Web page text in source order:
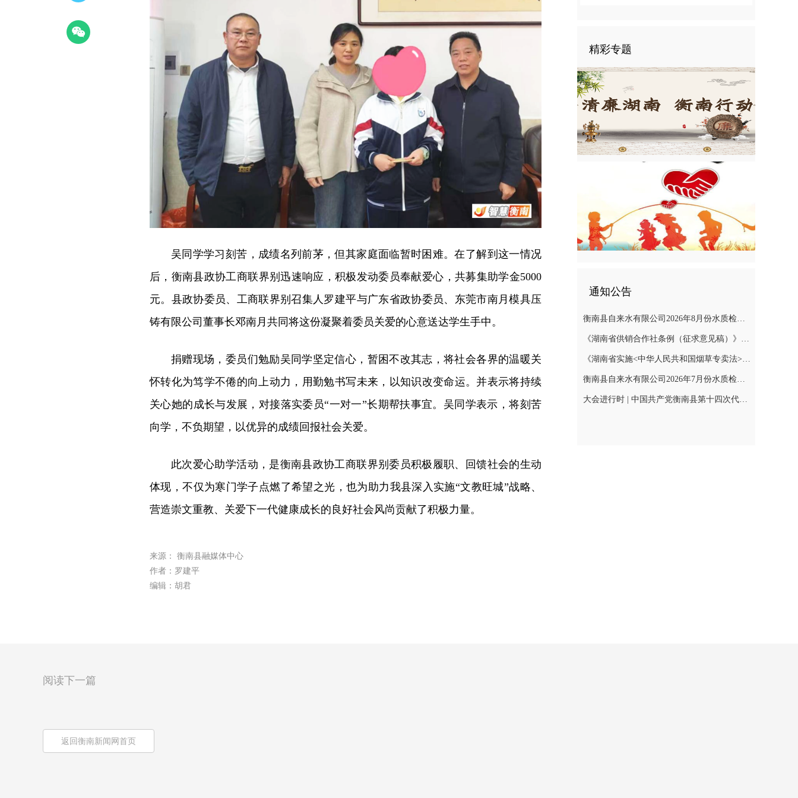
吴同学学习刻苦，成绩名列前茅，但其家庭面临暂时困难。在了解到这一情况
后，衡南县政协工商联界别迅速响应，积极发动委员奉献爱心，共募集助学金5000
元。县政协委员、工商联界别召集人罗建平与广东省政协委员、东莞市南月模具压
铸有限公司董事长邓南月共同将这份凝聚着委员关爱的心意送达学生手中。
捐赠现场，委员们勉励吴同学坚定信心，暂困不改其志，将社会各界的温暖关
怀转化为笃学不倦的向上动力，用勤勉书写未来，以知识改变命运。并表示将持续
关心她的成长与发展，对接落实委员“一对一”长期帮扶事宜。吴同学表示，将刻苦
向学，不负期望，以优异的成绩回报社会关爱。
此次爱心助学活动，是衡南县政协工商联界别委员积极履职、回馈社会的生动
体现，不仅为寒门学子点燃了希望之光，也为助力我县深入实施“文教旺城”战略、
营造崇文重教、关爱下一代健康成长的良好社会风尚贡献了积极力量。
来源： 衡南县融媒体中心
作者：罗建平
编辑：胡君
精彩专题
通知公告
衡南县自来水有限公司2026年8月份水质检测报告
《湖南省供销合作社条例（征求意见稿）》公开征集意见
《湖南省实施<中华人民共和国烟草专卖法>若干规定（征求意见稿）》公开征集意见
衡南县自来水有限公司2026年7月份水质检测报告公示
大会进行时 | 中国共产党衡南县第十四次代表大会召开预备会议第二阶段会议
阅读下一篇
返回衡南新闻网首页